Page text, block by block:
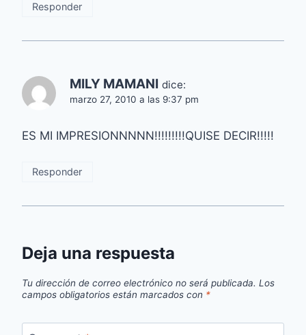
Responder
MILY MAMANI dice:
marzo 27, 2010 a las 9:37 pm
ES MI IMPRESIONNNNN!!!!!!!!!QUISE DECIR!!!!!
Responder
Deja una respuesta
Tu dirección de correo electrónico no será publicada. Los
campos obligatorios están marcados con *